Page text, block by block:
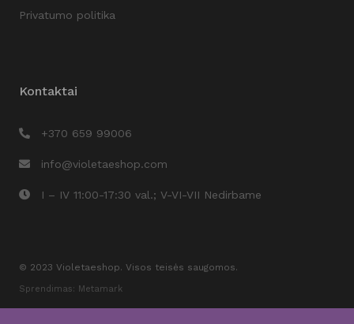
Privatumo politika
Kontaktai
+370 659 99006
info@violetaeshop.com
I – IV 11:00-17:30 val.; V-VI-VII Nedirbame
© 2023 Violetaeshop. Visos teisės saugomos.
Sprendimas: Metamark